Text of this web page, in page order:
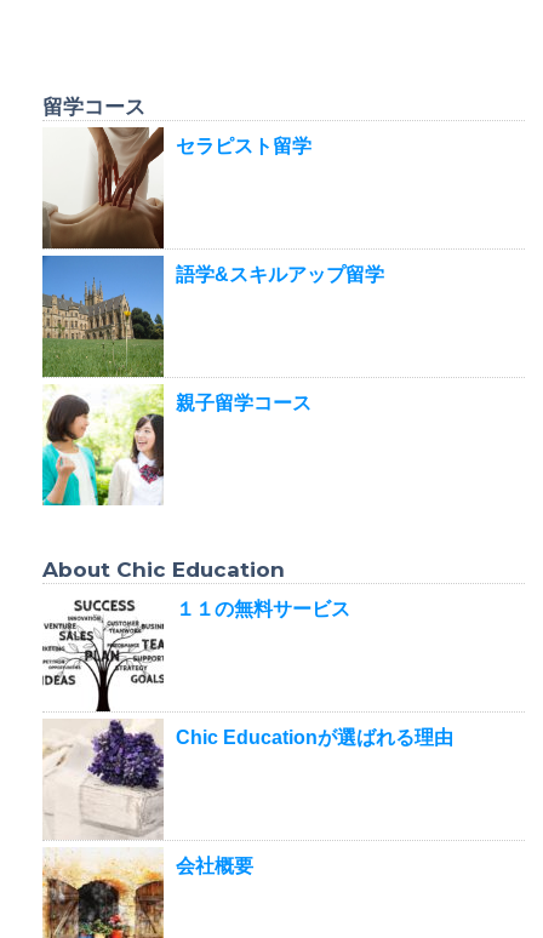
留学コース
セラピスト留学
語学&スキルアップ留学
親子留学コース
About Chic Education
１１の無料サービス
Chic Educationが選ばれる理由
会社概要